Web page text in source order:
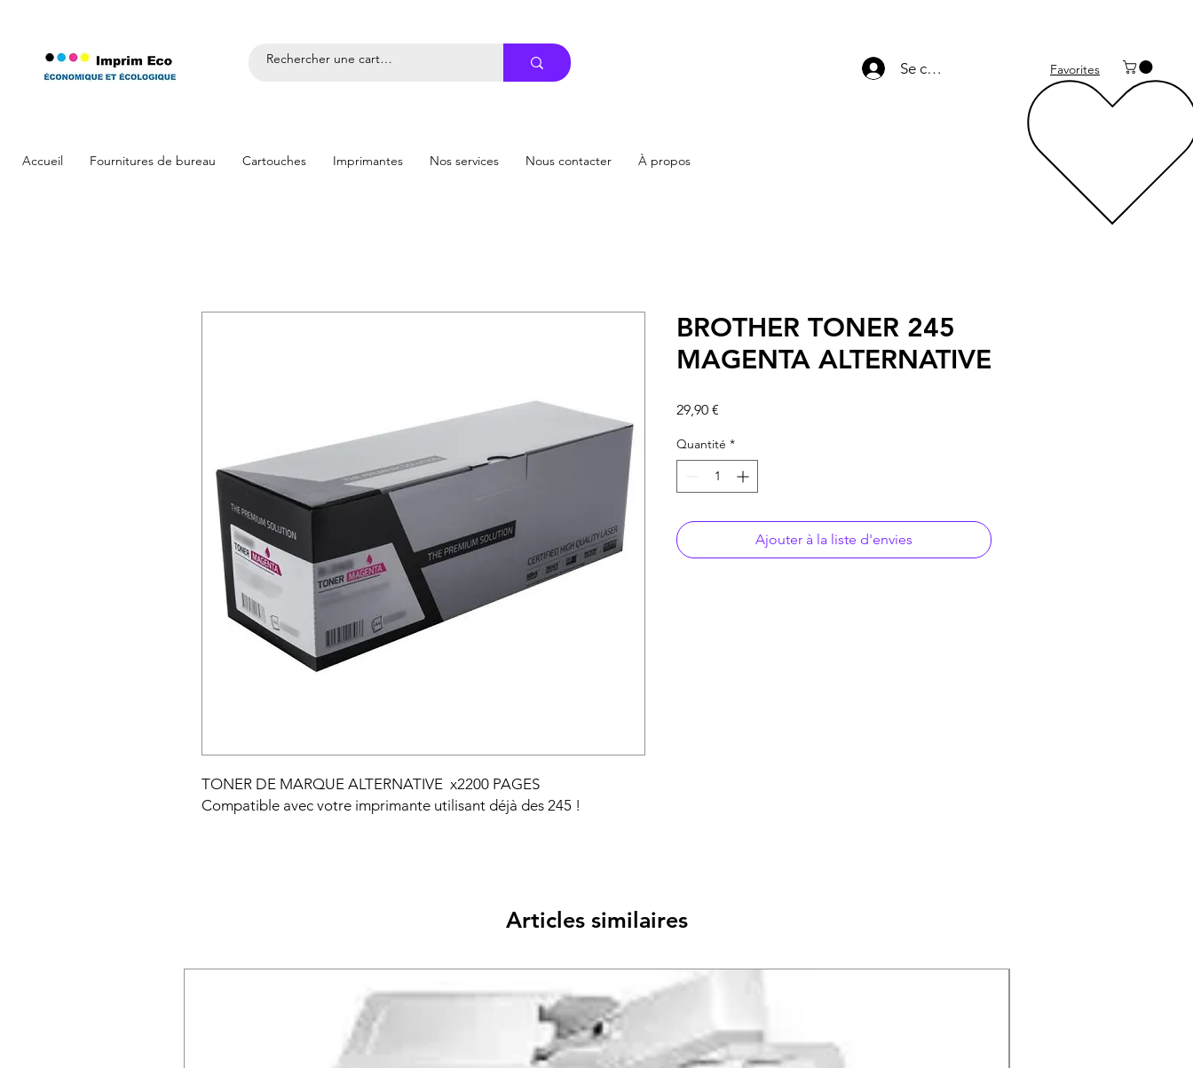
Se connecter Favorites
Accueil Fournitures de bureau Cartouches Imprimantes Nos services Nous contacter À propos
TONER DE MARQUE ALTERNATIVE x2200 PAGES
Compatible avec votre imprimante utilisant déjà des 245 !
BROTHER TONER 245
MAGENTA ALTERNATIVE
29,90 €
Quantité *
Ajouter à la liste d'envies
Articles similaires